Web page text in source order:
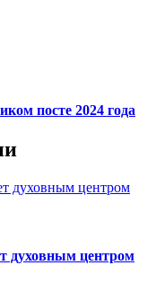
посте 2024 года
духовным центром